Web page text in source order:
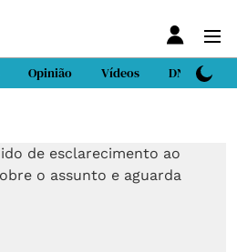
Opinião Vídeos DN Sport